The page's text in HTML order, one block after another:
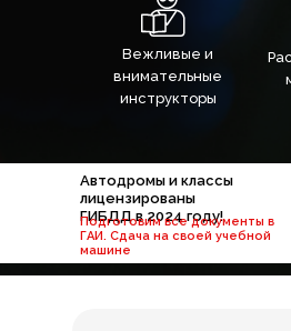
Автодромы и классы
лицензированы
ГИБДД в 2024 году!
Подготовим все документы в
ГАИ. Сдача на своей учебной
машине
Вежливые и
внимательные
инструкторы